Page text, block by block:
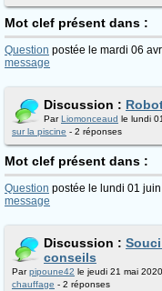
Mot clef présent dans :
Question postée le mardi 06
message
Discussion :
ParLiomonceaud le lundi
sur la piscine - 2 réponses
Mot clef présent dans :
Question postée le lundi 01
message
Discussion :
conseils
Parpipoune42 le jeudi 21 mai
chauffage - 2 réponses